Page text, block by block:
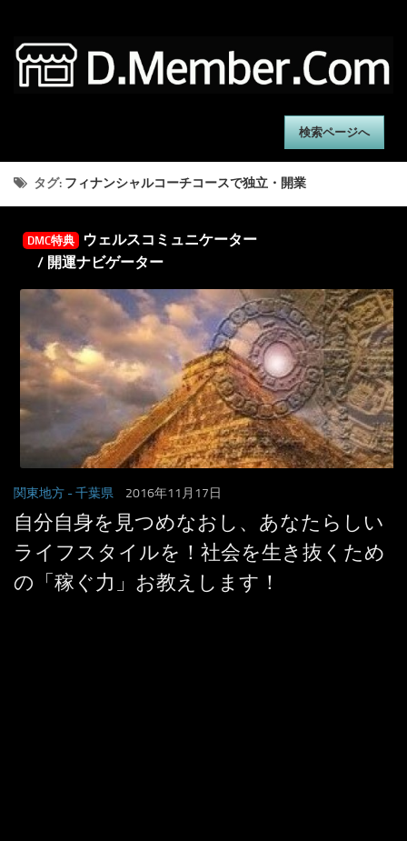
検索ページへ
タグ: フィナンシャルコーチコースで独立・開業
DMC特典
ウェルスコミュニケーター
/ 開運ナビゲーター
関東地方 - 千葉県 2016年11月17日
自分自身を見つめなおし、あなたらしい
ライフスタイルを！社会を生き抜くため
の「稼ぐ力」お教えします！